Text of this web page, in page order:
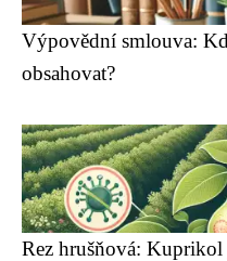
Výpovědní smlouva:
obsahovat?
Rez hrušňová: Kuprikol